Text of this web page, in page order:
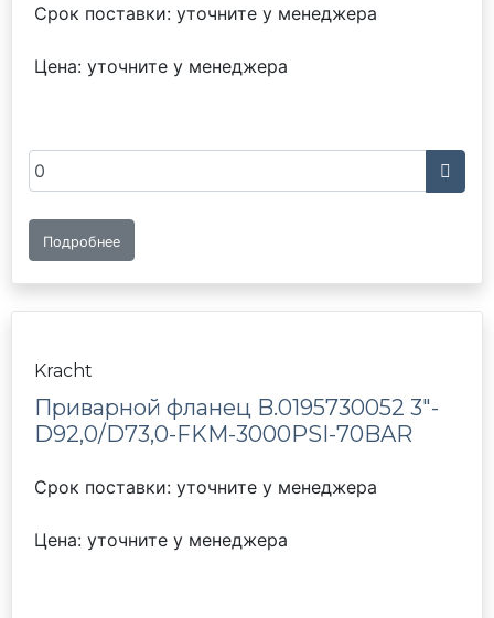
Срок поставки: уточните у менеджера
Цена: уточните у менеджера
Подробнее
Kracht
Приварной фланец B.0195730052 3"-
D92,0/D73,0-FKM-3000PSI-70BAR
Срок поставки: уточните у менеджера
Цена: уточните у менеджера